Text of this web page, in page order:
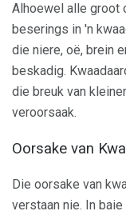
Alhoewel alle groot
beserings in 'n
die niere, oë, brein
beskadig.
die breuk van
veroorsaak.
Oorsake van
Die oorsake van
verstaan ​​nie. In